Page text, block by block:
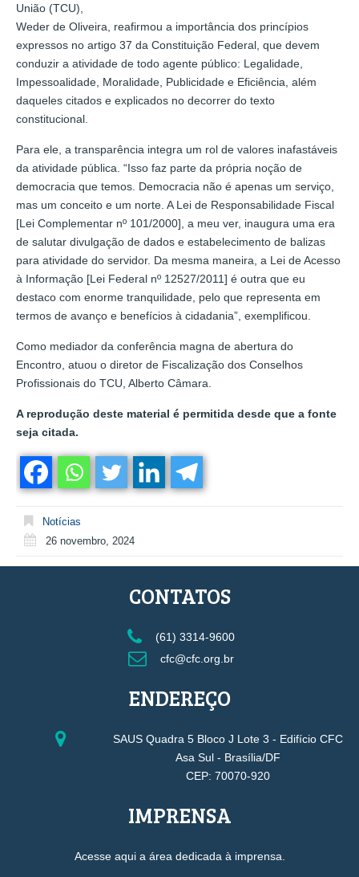
União (TCU),
Weder de Oliveira, reafirmou a importância dos princípios
expressos no artigo 37 da Constituição Federal, que devem
conduzir a atividade de todo agente público: Legalidade,
Impessoalidade, Moralidade, Publicidade e Eficiência, além
daqueles citados e explicados no decorrer do texto
constitucional.
Para ele, a transparência integra um rol de valores inafastáveis
da atividade pública. “Isso faz parte da própria noção de
democracia que temos. Democracia não é apenas um serviço,
mas um conceito e um norte. A Lei de Responsabilidade Fiscal
[Lei Complementar nº 101/2000], a meu ver, inaugura uma era
de salutar divulgação de dados e estabelecimento de balizas
para atividade do servidor. Da mesma maneira, a Lei de Acesso
à Informação [Lei Federal nº 12527/2011] é outra que eu
destaco com enorme tranquilidade, pelo que representa em
termos de avanço e benefícios à cidadania”, exemplificou.
Como mediador da conferência magna de abertura do
Encontro, atuou o diretor de Fiscalização dos Conselhos
Profissionais do TCU, Alberto Câmara.
A reprodução deste material é permitida desde que a fonte
seja citada.
Notícias
26 novembro, 2024
CONTATOS
(61) 3314-9600
cfc@cfc.org.br
ENDEREÇO
SAUS Quadra 5 Bloco J Lote 3 - Edifício CFC
Asa Sul - Brasília/DF
CEP: 70070-920
IMPRENSA
Acesse aqui a área dedicada à imprensa.